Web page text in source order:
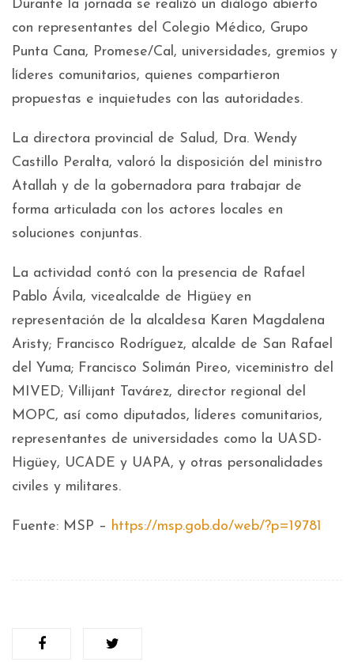
Durante la jornada se realizó un diálogo abierto
con representantes del Colegio Médico, Grupo
Punta Cana, Promese/Cal, universidades, gremios y
líderes comunitarios, quienes compartieron
propuestas e inquietudes con las autoridades.
La directora provincial de Salud, Dra. Wendy
Castillo Peralta, valoró la disposición del ministro
Atallah y de la gobernadora para trabajar de
forma articulada con los actores locales en
soluciones conjuntas.
La actividad contó con la presencia de Rafael
Pablo Ávila, vicealcalde de Higüey en
representación de la alcaldesa Karen Magdalena
Aristy; Francisco Rodríguez, alcalde de San Rafael
del Yuma; Francisco Solimán Pireo, viceministro del
MIVED; Villijant Tavárez, director regional del
MOPC, así como diputados, líderes comunitarios,
representantes de universidades como la UASD-
Higüey, UCADE y UAPA, y otras personalidades
civiles y militares.
Fuente: MSP – https://msp.gob.do/web/?p=19781